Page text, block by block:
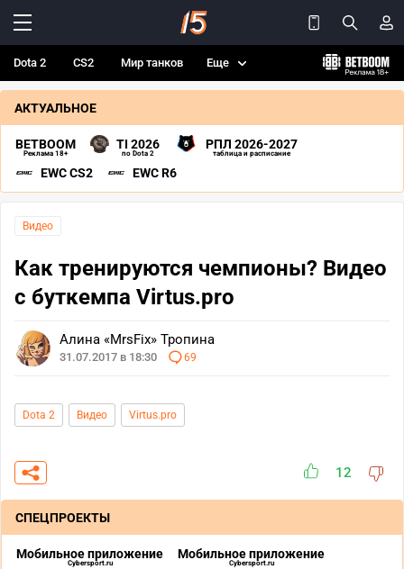
Dota 2 CS2 Мир танков Еще
АКТУАЛЬНОЕ
BETBOOM
Реклама 18+
TI 2026
по Dota 2
РПЛ 2026-2027
таблица и расписание
EWC CS2 EWC R6
Видео
Как тренируются чемпионы? Видео
с буткемпа Virtus.pro
Алина «MrsFix» Тропина
31.07.2017 в 18:30 69
Dota 2 Видео Virtus.pro
12
СПЕЦПРОЕКТЫ
Мобильное приложение
Cybersport.ru
Мобильное приложение
Cybersport.ru